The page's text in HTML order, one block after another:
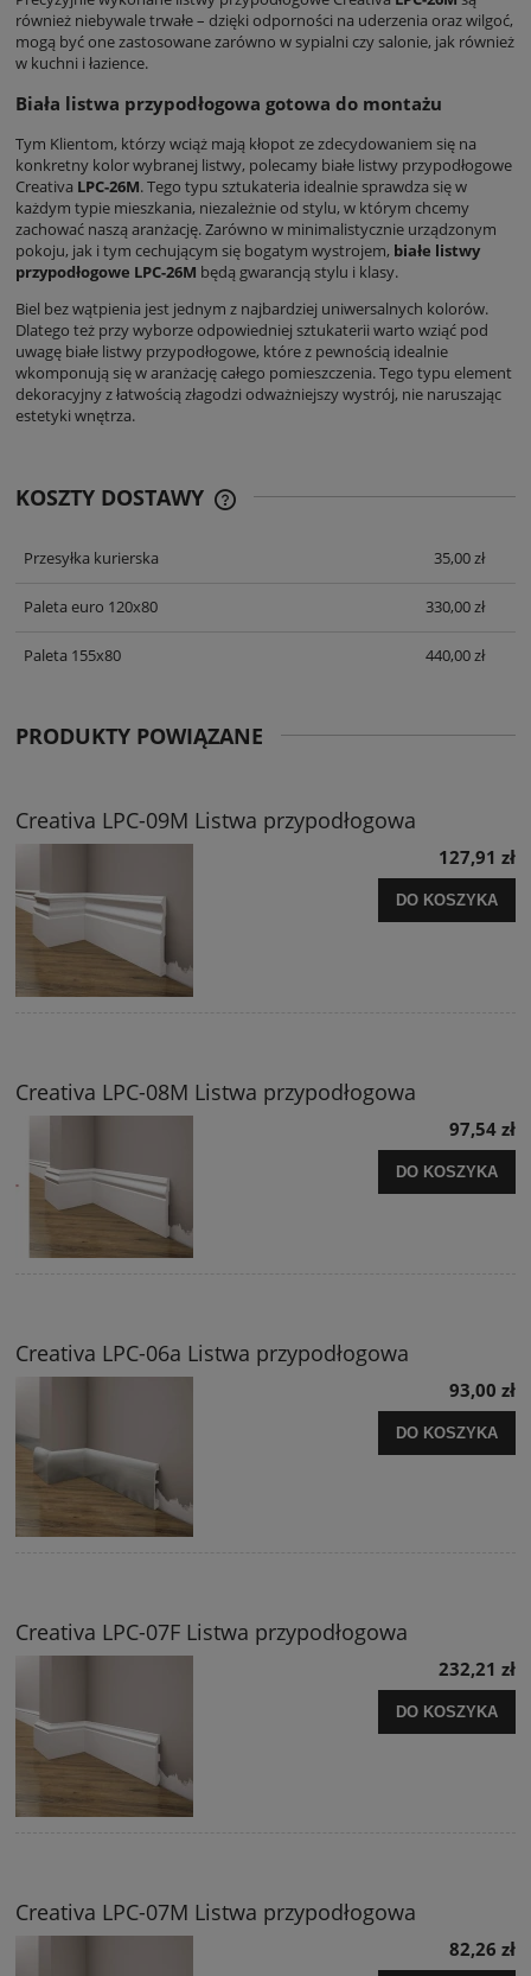
również niebywale trwałe – dzięki odporności na uderzenia oraz wilgoć,
mogą być one zastosowane zarówno w sypialni czy salonie, jak również
w kuchni i łazience.
Biała listwa przypodłogowa gotowa do montażu
Tym Klientom, którzy wciąż mają kłopot ze zdecydowaniem się na
konkretny kolor wybranej listwy, polecamy białe listwy przypodłogowe
Creativa LPC-26M. Tego typu sztukateria idealnie sprawdza się w
każdym typie mieszkania, niezależnie od stylu, w którym chcemy
zachować naszą aranżację. Zarówno w minimalistycznie urządzonym
pokoju, jak i tym cechującym się bogatym wystrojem, białe listwy
przypodłogowe LPC-26M będą gwarancją stylu i klasy.
Biel bez wątpienia jest jednym z najbardziej uniwersalnych kolorów.
Dlatego też przy wyborze odpowiedniej sztukaterii warto wziąć pod
uwagę białe listwy przypodłogowe, które z pewnością idealnie
wkomponują się w aranżację całego pomieszczenia. Tego typu element
dekoracyjny z łatwością złagodzi odważniejszy wystrój, nie naruszając
estetyki wnętrza.
KOSZTY DOSTAWY
Przesyłka kurierska
35,00 zł
Paleta euro 120x80 330,00 zł
Paleta 155x80 440,00 zł
PRODUKTY POWIĄZANE
Creativa LPC-09M Listwa przypodłogowa
127,91 zł
DO KOSZYKA
Creativa LPC-08M Listwa przypodłogowa
97,54 zł
DO KOSZYKA
Creativa LPC-06a Listwa przypodłogowa
93,00 zł
DO KOSZYKA
Creativa LPC-07F Listwa przypodłogowa
232,21 zł
DO KOSZYKA
Creativa LPC-07M Listwa przypodłogowa
82,26 zł